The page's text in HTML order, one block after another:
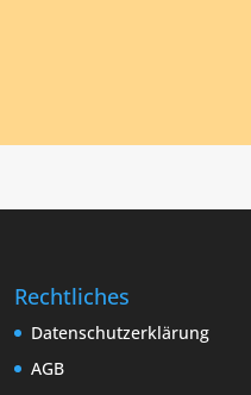
Rechtliches
Datenschutzerklärung
AGB